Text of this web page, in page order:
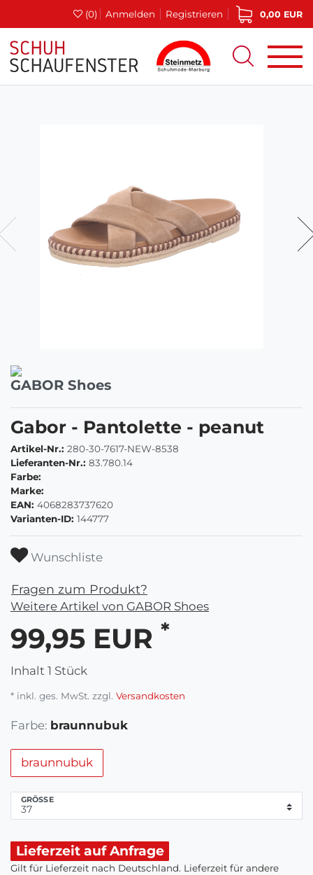
(0) Anmelden Registrieren 0,00 EUR
GABOR Shoes
Gabor - Pantolette - peanut
Artikel-Nr.: 280-30-7617-NEW-8538
Lieferanten-Nr.: 83.780.14
Farbe:
Marke:
EAN: 4068283737620
Varianten-ID: 144777
Wunschliste
Fragen zum Produkt?
Weitere Artikel von GABOR Shoes
99,95 EUR *
Inhalt 1 Stück
* inkl. ges. MwSt. zzgl. Versandkosten
Farbe: braunnubuk
braunnubuk
GRÖSSE
Lieferzeit auf Anfrage
Gilt für Lieferzeit nach Deutschland. Lieferzeit für andere